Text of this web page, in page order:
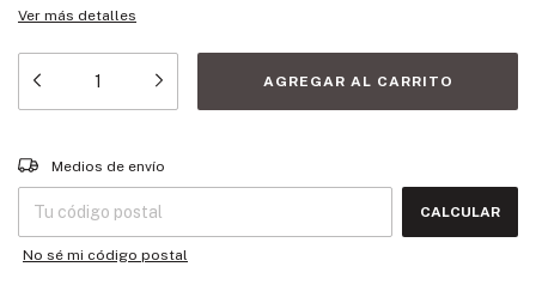
Ver más detalles
Entregas para el CP:
Medios de envío
CALCULAR
No sé mi código postal